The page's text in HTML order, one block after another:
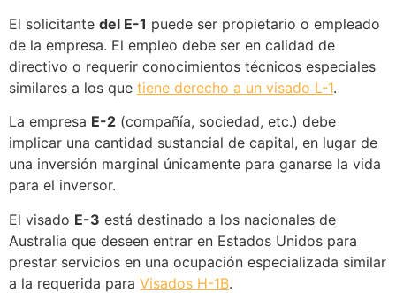
El solicitante del E-1 puede ser propietario o empleado
de la empresa. El empleo debe ser en calidad de
directivo o requerir conocimientos técnicos especiales
similares a los que tiene derecho a un visado L-1.
La empresa E-2 (compañía, sociedad, etc.) debe
implicar una cantidad sustancial de capital, en lugar de
una inversión marginal únicamente para ganarse la vida
para el inversor.
El visado E-3 está destinado a los nacionales de
Australia que deseen entrar en Estados Unidos para
prestar servicios en una ocupación especializada similar
a la requerida para Visados H-1B.